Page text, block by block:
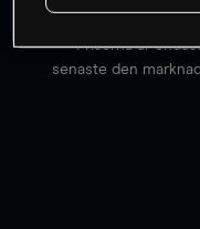
Priserna är
senaste den